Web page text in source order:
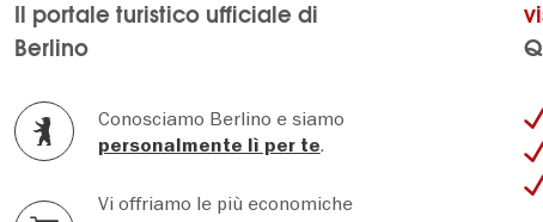
Il portale turistico ufficiale di
Berlino
Conosciamo Berlino e siamo
personalmente lì per te.
Vi offriamo le più economiche